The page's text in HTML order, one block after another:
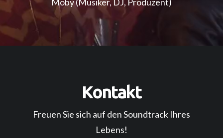
Kontakt
Freuen Sie sich auf den Soundtrack Ihres
Lebens!